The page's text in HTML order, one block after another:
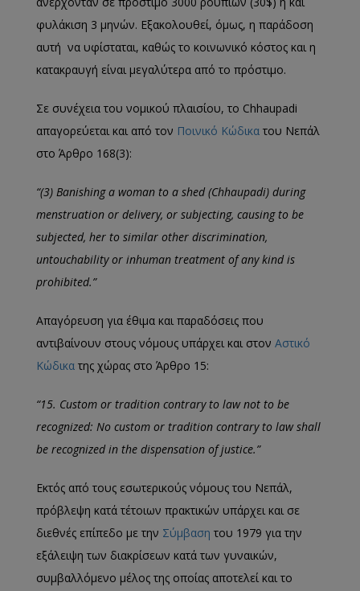
φυλάκιση 3 μηνών. Εξακολουθεί, όμως, η παράδοση
αυτή να υφίσταται, καθώς το κοινωνικό κόστος και η
κατακραυγή είναι μεγαλύτερα από το πρόστιμο.
Σε συνέχεια του νομικού πλαισίου, το Chhaupadi
απαγορεύεται και από τον Ποινικό Κώδικα του Νεπάλ
στο Άρθρο 168(3):
“(3) Banishing a woman to a shed (Chhaupadi) during
menstruation or delivery, or subjecting, causing to be
subjected, her to similar other discrimination,
untouchability or inhuman treatment of any kind is
prohibited.”
Απαγόρευση για έθιμα και παραδόσεις που
αντιβαίνουν στους νόμους υπάρχει και στον Αστικό
Κώδικα της χώρας στο Άρθρο 15:
“15. Custom or tradition contrary to law not to be
recognized: No custom or tradition contrary to law shall
be recognized in the dispensation of justice.”
Εκτός από τους εσωτερικούς νόμους του Νεπάλ,
πρόβλεψη κατά τέτοιων πρακτικών υπάρχει και σε
διεθνές επίπεδο με την Σύμβαση του 1979 για την
εξάλειψη των διακρίσεων κατά των γυναικών,
συμβαλλόμενο μέλος της οποίας αποτελεί και το